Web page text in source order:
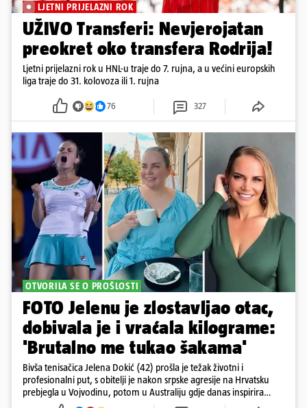
LJETNI PRIJELAZNI ROK
UŽIVO Transferi: Nevjerojatan
preokret oko transfera Rodrija!
Ljetni prijelazni rok u HNL-u traje do 7. rujna, a u većini europskih
liga traje do 31. kolovoza ili 1. rujna
76 327
OTVORILA SE O PROŠLOSTI
FOTO Jelenu je zlostavljao otac,
dobivala je i vraćala kilograme:
'Brutalno me tukao šakama'
Bivša tenisačica Jelena Dokić (42) prošla je težak životni i
profesionalni put, s obitelji je nakon srpske agresije na Hrvatsku
prebjegla u Vojvodinu, potom u Australiju gdje danas inspirira